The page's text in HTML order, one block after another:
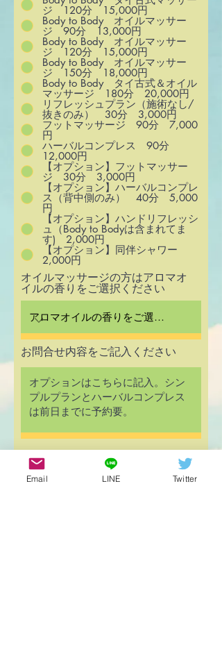
ジ 120分 15,000円
Body to Body オイルマッサー
ジ 90分 13,000円
Body to Body オイルマッサー
ジ 120分 15,000円
Body to Body オイルマッサー
ジ 150分 18,000円
Body to Body タイ古式＆オイル
マッサージ 180分 20,000円
リフレッシュプラン（施術なし/
抜きのみ） 30分 3,000円
フットマッサージ 90分 7,000
円
ハーバルコンプレス 90分
12,000円
【オプション】フットマッサー
ジ 30分 3,000円
【オプション】ハーバルコンプレ
ス（背中側のみ） 40分 5,000
円
【オプション】ハンドリフレッシ
ュ（Body to Bodyは含まれてま
す) 2,000円
【オプション】同伴シャワー
2,000円
オイルマッサージの方はアロマオ
イルの香りをご選択ください
お問合せ内容をご記入ください
送信する
Email LINE Twitter